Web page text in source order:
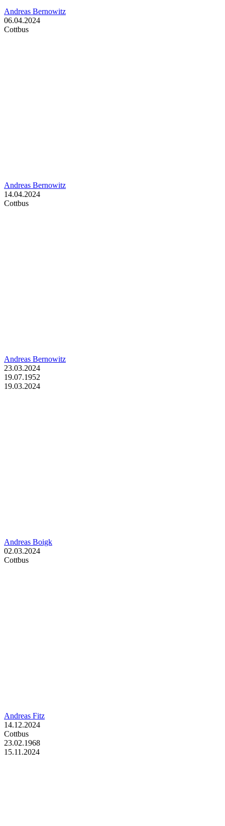
Andreas Bernowitz
06.04.2024
Cottbus
Andreas Bernowitz
14.04.2024
Cottbus
Andreas Bernowitz
23.03.2024
19.07.1952
19.03.2024
Andreas Boigk
02.03.2024
Cottbus
Andreas Fitz
14.12.2024
Cottbus
23.02.1968
15.11.2024